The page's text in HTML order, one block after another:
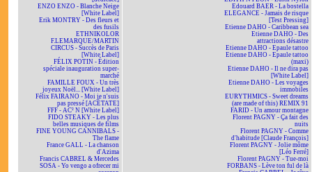
ENZO ENZO - Blanche Neige
[White Label]
Erik MONTRY - Des fleurs et
des fusils
ETHNIKOLOR
F.LEMARQUE/MARTIN
CIRCUS - Succès de Paris
[White Label]
FÉLIX POTIN - Édition
spéciale inauguration super-
marché
FAMILLE FOUX - Un très
joyeux Noël... [White Label]
Félix FAIRANO - Moi je n'suis
pas pressé [ACÉTATE]
FFF - AC² N [White Label]
FIDO STEAKY - Les plus
belles musiques de films
FINE YOUNG CANNIBALS -
The flame
France GALL - La chanson
d'Azima
Francis CABREL & Mercedes
SOSA - Yo vengo a ofrecer mi
Edouard BAER - La bostella
ELEGANCE - Jamais de risque
[Test Pressing]
Etienne DAHO - Caribbean sea
Etienne DAHO - Des
attractions désastre
Etienne DAHO - Epaule tattoo
Etienne DAHO - Epaule tattoo
(maxi)
Etienne DAHO - Il ne dira pas
[White Label]
Etienne DAHO - Les voyages
immobiles
EURYTHMICS - Sweet dreams
(are made of this) REMIX 91
FARID - Un amour montagne
Florent PAGNY - Ça fait des
nuits
Florent PAGNY - Comme
d'habitude [Claude François]
Florent PAGNY - Jolie môme
[Léo Ferré]
Florent PAGNY - Tue-moi
FORBANS - Lève ton ful de là